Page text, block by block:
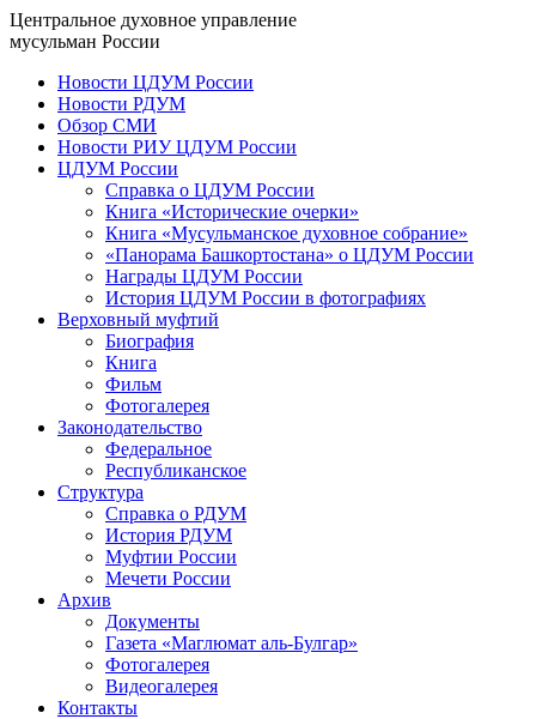
Центральное духовное управление
мусульман России
Новости ЦДУМ России
Новости РДУМ
Обзор СМИ
Новости РИУ ЦДУМ России
ЦДУМ России
Справка о ЦДУМ России
Книга «Исторические очерки»
Книга «Мусульманское духовное собрание»
«Панорама Башкортостана» о ЦДУМ России
Награды ЦДУМ России
История ЦДУМ России в фотографиях
Верховный муфтий
Биография
Книга
Фильм
Фотогалерея
Законодательство
Федеральное
Республиканское
Структура
Справка о РДУМ
История РДУМ
Муфтии России
Мечети России
Архив
Документы
Газета «Маглюмат аль-Булгар»
Фотогалерея
Видеогалерея
Контакты